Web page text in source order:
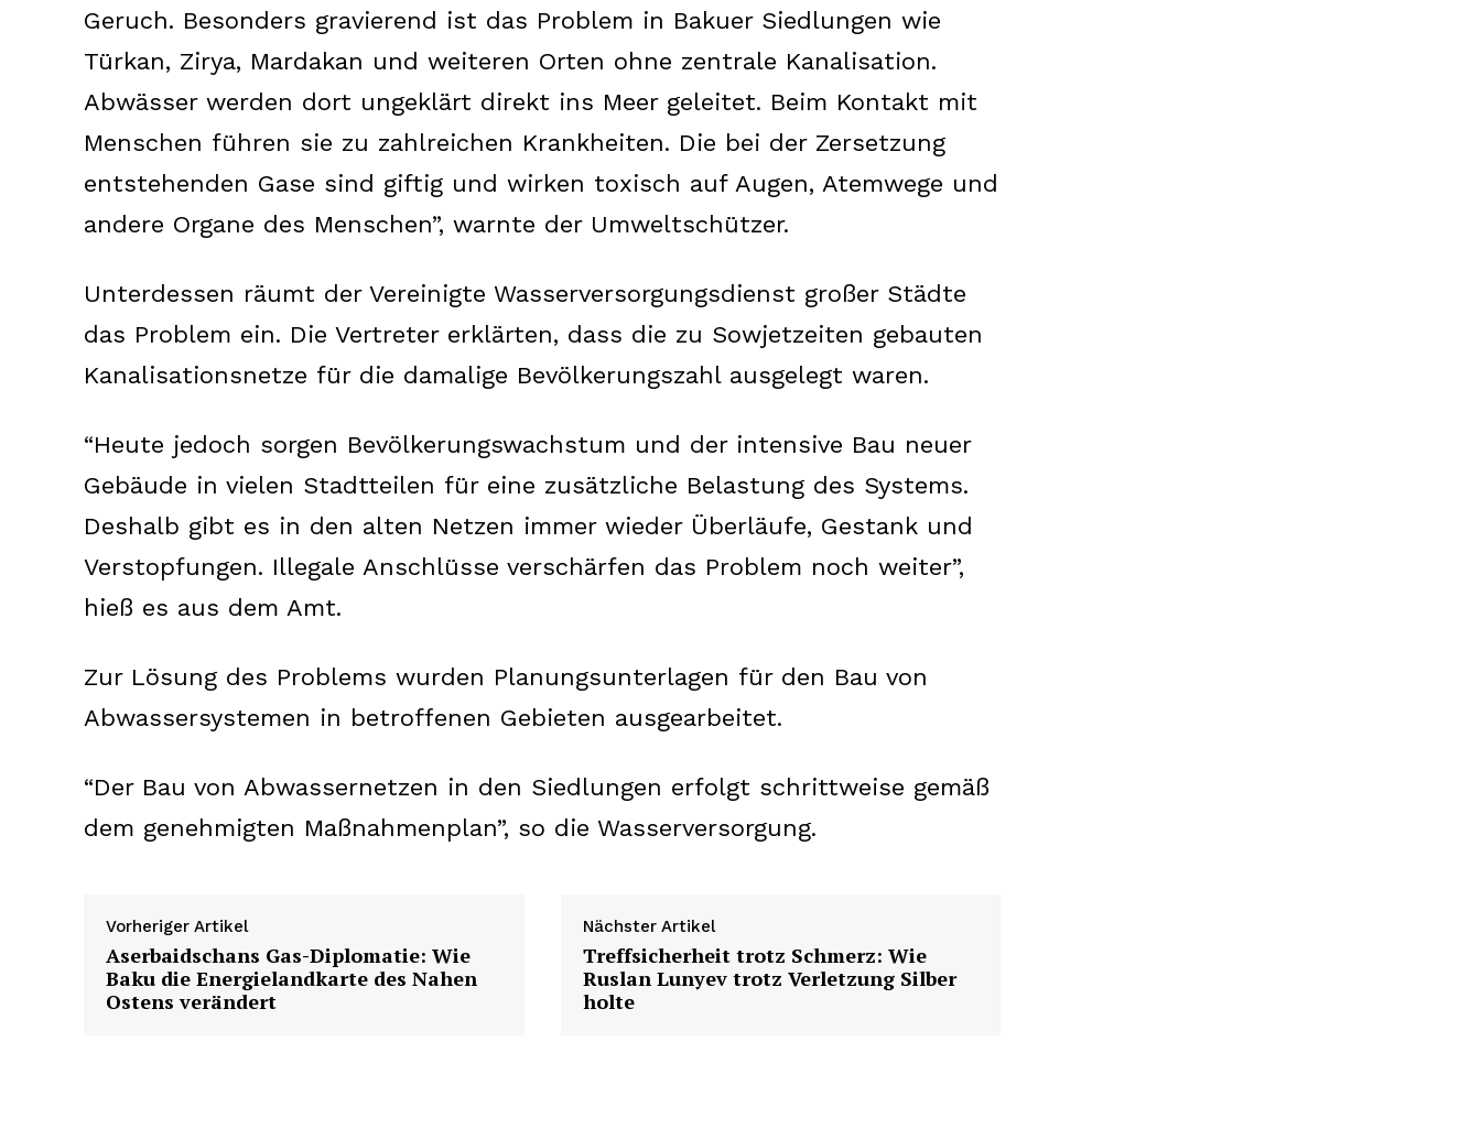
News Week
Magazine PRO
SUBSCRIBE NOW
Company
Geruch. Besonders gravierend ist das Problem in Bakuer Siedlungen wie
Türkan, Zirya, Mardakan und weiteren Orten ohne zentrale Kanalisation.
Abwässer werden dort ungeklärt direkt ins Meer geleitet. Beim Kontakt mit
Menschen führen sie zu zahlreichen Krankheiten. Die bei der Zersetzung
entstehenden Gase sind giftig und wirken toxisch auf Augen, Atemwege und
andere Organe des Menschen”, warnte der Umweltschützer.
Unterdessen räumt der Vereinigte Wasserversorgungsdienst großer Städte
das Problem ein. Die Vertreter erklärten, dass die zu Sowjetzeiten gebauten
Kanalisationsnetze für die damalige Bevölkerungszahl ausgelegt waren.
“Heute jedoch sorgen Bevölkerungswachstum und der intensive Bau neuer
Gebäude in vielen Stadtteilen für eine zusätzliche Belastung des Systems.
Deshalb gibt es in den alten Netzen immer wieder Überläufe, Gestank und
Verstopfungen. Illegale Anschlüsse verschärfen das Problem noch weiter”,
hieß es aus dem Amt.
Zur Lösung des Problems wurden Planungsunterlagen für den Bau von
Abwassersystemen in betroffenen Gebieten ausgearbeitet.
“Der Bau von Abwassernetzen in den Siedlungen erfolgt schrittweise gemäß
dem genehmigten Maßnahmenplan”, so die Wasserversorgung.
Vorheriger Artikel
Aserbaidschans Gas-Diplomatie: Wie
Baku die Energielandkarte des Nahen
Ostens verändert
Nächster Artikel
Treffsicherheit trotz Schmerz: Wie
Ruslan Lunyev trotz Verletzung Silber
holte